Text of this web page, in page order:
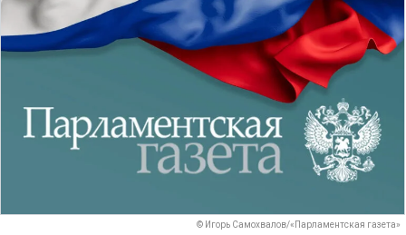
© Игорь Самохвалов/«Парламентская газета»